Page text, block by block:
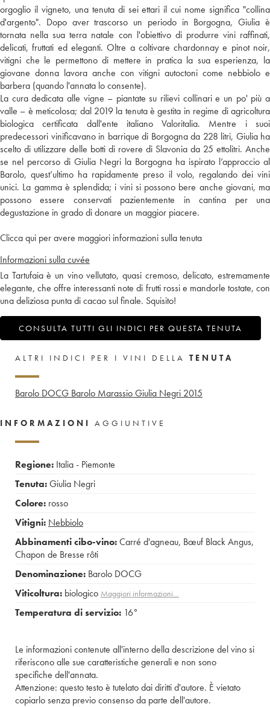
orgoglio il vigneto, una tenuta di sei ettari il cui nome significa "collina
d'argento". Dopo aver trascorso un periodo in Borgogna, Giulia è
tornata nella sua terra natale con l'obiettivo di produrre vini raffinati,
delicati, fruttati ed eleganti. Oltre a coltivare chardonnay e pinot noir,
vitigni che le permettono di mettere in pratica la sua esperienza, la
giovane donna lavora anche con vitigni autoctoni come nebbiolo e
barbera (quando l'annata lo consente).
La cura dedicata alle vigne – piantate su rilievi collinari e un po' più a
valle – è meticolosa; dal 2019 la tenuta è gestita in regime di agricoltura
biologica certificata dall'ente italiano Valoritalia. Mentre i suoi
predecessori vinificavano in barrique di Borgogna da 228 litri, Giulia ha
scelto di utilizzare delle botti di rovere di Slavonia da 25 ettolitri. Anche
se nel percorso di Giulia Negri la Borgogna ha ispirato l’approccio al
Barolo, quest’ultimo ha rapidamente preso il volo, regalando dei vini
unici. La gamma è splendida; i vini si possono bere anche giovani, ma
possono essere conservati pazientemente in cantina per una
degustazione in grado di donare un maggior piacere.
Clicca qui per avere maggiori informazioni sulla tenuta
Informazioni sulla cuvée
La Tartufaia è un vino vellutato, quasi cremoso, delicato, estremamente
elegante, che offre interessanti note di frutti rossi e mandorle tostate, con
una deliziosa punta di cacao sul finale. Squisito!
CONSULTA TUTTI GLI INDICI PER QUESTA TENUTA
ALTRI INDICI PER I VINI DELLA TENUTA
Barolo DOCG Barolo Marassio Giulia Negri 2015
INFORMAZIONI AGGIUNTIVE
Regione: Italia - Piemonte
Tenuta:Giulia Negri
Colore: rosso
Vitigni: Nebbiolo
Abbinamenti cibo-vino:Carré d'agneau, Bœuf Black Angus,
Chapon de Bresse rôti
Denominazione: Barolo DOCG
Viticoltura: biologico Maggiori informazioni…
Temperatura di servizio: 16°
Le informazioni contenute all'interno della descrizione del vino si
riferiscono alle sue caratteristiche generali e non sono
specifiche dell'annata.
Attenzione: questo testo è tutelato dai diritti d'autore. È vietato
copiarlo senza previo consenso da parte dell'autore.